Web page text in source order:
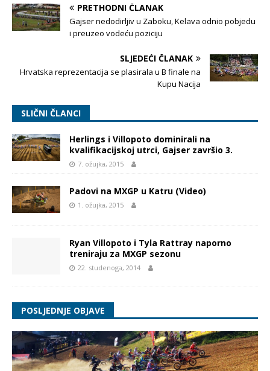
PRETHODNI ČLANAK
Gajser nedodirljiv u Zaboku, Kelava odnio pobjedu
i preuzeo vodeću poziciju
SLJEDEĆI ČLANAK
Hrvatska reprezentacija se plasirala u B finale na
Kupu Nacija
SLIČNI ČLANCI
Herlings i Villopoto dominirali na
kvalifikacijskoj utrci, Gajser završio 3.
7. ožujka, 2015
Padovi na MXGP u Katru (Video)
1. ožujka, 2015
Ryan Villopoto i Tyla Rattray naporno
treniraju za MXGP sezonu
22. studenoga, 2014
POSLJEDNJE OBJAVE